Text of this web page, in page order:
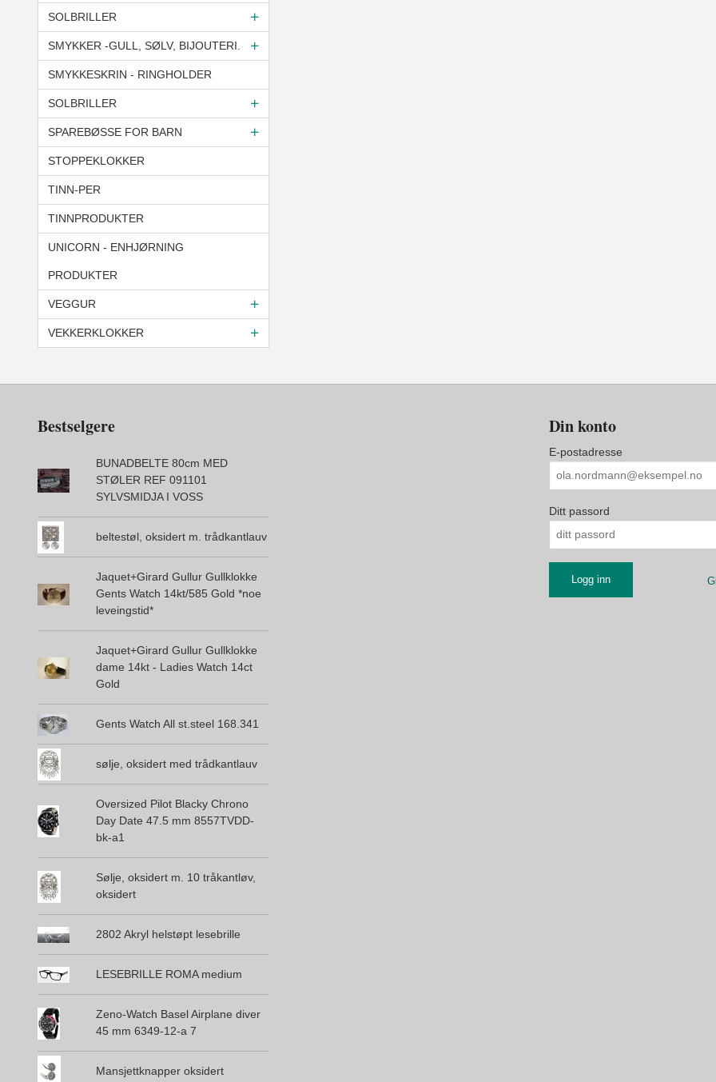
SOLBRILLER
SMYKKER -GULL, SØLV, BIJOUTERI.
SMYKKESKRIN - RINGHOLDER
SOLBRILLER
SPAREBØSSE FOR BARN
STOPPEKLOKKER
TINN-PER
TINNPRODUKTER
UNICORN - ENHJØRNING
PRODUKTER
VEGGUR
VEKKERKLOKKER
Bestselgere
BUNADBELTE 80cm MED
STØLER REF 091101
SYLVSMIDJA I VOSS
beltestøl, oksidert m. trådkantlauv
Jaquet+Girard Gullur Gullklokke
Gents Watch 14kt/585 Gold *noe
leveingstid*
Jaquet+Girard Gullur Gullklokke
dame 14kt - Ladies Watch 14ct
Gold
Gents Watch All st.steel 168.341
sølje, oksidert med trådkantlauv
Oversized Pilot Blacky Chrono
Day Date 47.5 mm 8557TVDD-
bk-a1
Sølje, oksidert m. 10 tråkantløv,
oksidert
2802 Akryl helstøpt lesebrille
LESEBRILLE ROMA medium
Zeno-Watch Basel Airplane diver
45 mm 6349-12-a 7
Mansjettknapper oksidert
Din konto
E-postadresse
Ditt passord